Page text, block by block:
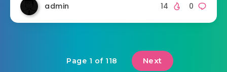
admin 0
14
Page 1 of 118 Next